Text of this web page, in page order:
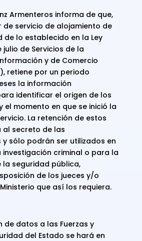
Armenteros informa de que,
servicio de alojamiento de
de lo establecido en la Ley
julio de Servicios de la
y de Comercio
retiene por un periodo
la información
identificar el origen de los
el momento en que se inició la
La retención de estos
secreto de las
sólo podrán ser utilizados en
investigación criminal o para la
seguridad pública,
de los jueces y/o
que así los requiera.
de datos a las Fuerzas y
del Estado se hará en